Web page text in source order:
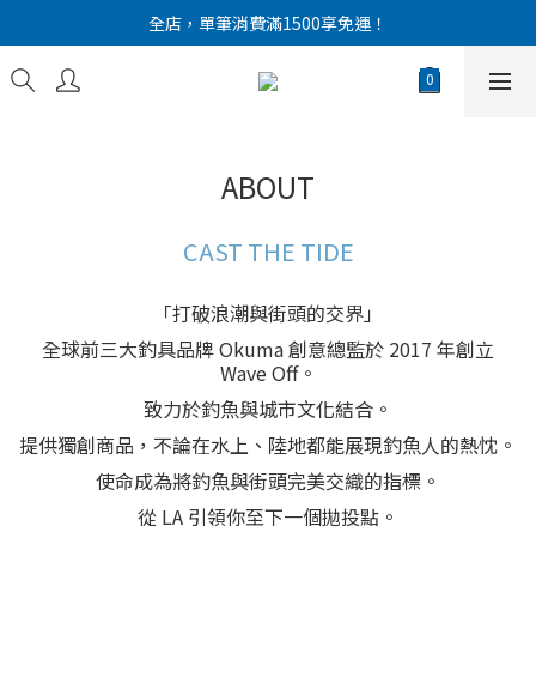
新會員註冊！送 300 元購物金
全店，單筆消費滿1500享免運！
新會員註冊！送 300 元購物金
ABOUT
CAST THE TIDE
「打破浪潮與街頭的交界」
全球前三大釣具品牌 Okuma 創意總監於 2017 年創立
Wave Off。
致力於釣魚與城市文化結合。
提供獨創商品，不論在水上、陸地都能展現釣魚人的熱忱。
使命成為將釣魚與街頭完美交織的指標。
從 LA 引領你至下一個拋投點。